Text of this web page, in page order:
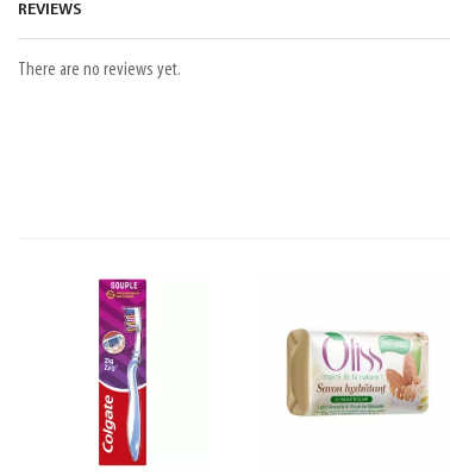
REVIEWS
There are no reviews yet.